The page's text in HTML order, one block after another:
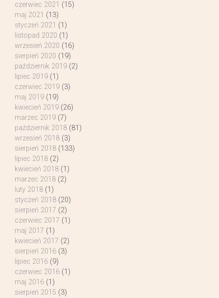
czerwiec 2021 (15)
maj 2021 (13)
styczeń 2021 (1)
listopad 2020 (1)
wrzesień 2020 (16)
sierpień 2020 (19)
październik 2019 (2)
lipiec 2019 (1)
czerwiec 2019 (3)
maj 2019 (19)
kwiecień 2019 (26)
marzec 2019 (7)
październik 2018 (81)
wrzesień 2018 (3)
sierpień 2018 (133)
lipiec 2018 (2)
kwiecień 2018 (1)
marzec 2018 (2)
luty 2018 (1)
styczeń 2018 (20)
sierpień 2017 (2)
czerwiec 2017 (1)
maj 2017 (1)
kwiecień 2017 (2)
sierpień 2016 (3)
lipiec 2016 (9)
czerwiec 2016 (1)
maj 2016 (1)
sierpień 2015 (3)